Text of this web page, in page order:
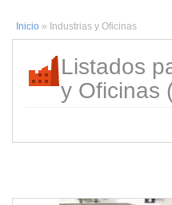
Inicio » Industrias y Oficinas
Listados
y Oficinas